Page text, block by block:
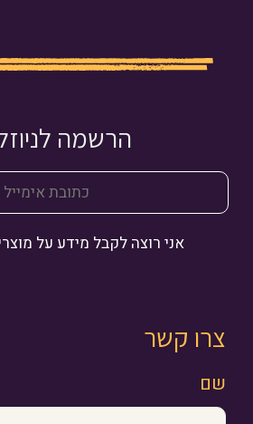
הרשמה
אני רוצה לקבל מידע על
צרו קשר
שם